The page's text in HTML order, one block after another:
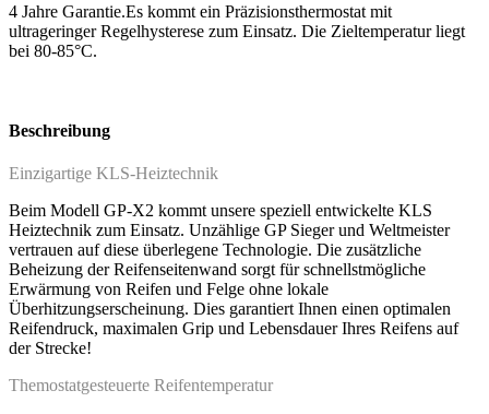
4 Jahre Garantie.Es kommt ein Präzisionsthermostat mit
ultrageringer Regelhysterese zum Einsatz. Die Zieltemperatur liegt
bei 80-85°C.
Beschreibung
Einzigartige KLS-Heiztechnik
Beim Modell GP-X2 kommt unsere speziell entwickelte KLS
Heiztechnik zum Einsatz. Unzählige GP Sieger und Weltmeister
vertrauen auf diese überlegene Technologie. Die zusätzliche
Beheizung der Reifenseitenwand sorgt für schnellstmögliche
Erwärmung von Reifen und Felge ohne lokale
Überhitzungserscheinung. Dies garantiert Ihnen einen optimalen
Reifendruck, maximalen Grip und Lebensdauer Ihres Reifens auf
der Strecke!
Themostatgesteuerte Reifentemperatur